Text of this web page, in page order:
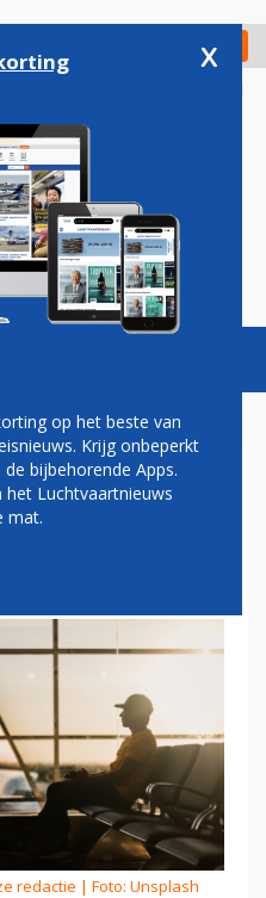
Check in
Vacatures
NA TWEE
redactie | Foto: Unsplash
x
op het beste van
Krijg onbeperkt
bijbehorende Apps.
het Luchtvaartnieuws
mat.